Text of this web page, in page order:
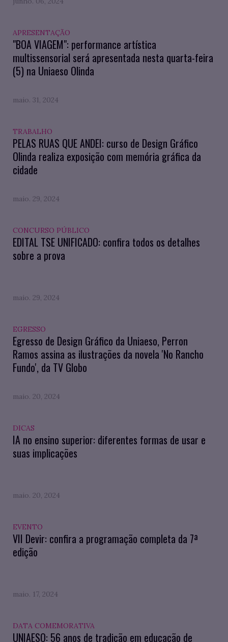
APRESENTAÇÃO
"BOA VIAGEM": performance artística
multissensorial será apresentada nesta quarta-feira
(5) na Uniaeso Olinda
maio. 31, 2024
TRABALHO
PELAS RUAS QUE ANDEI: curso de Design Gráfico
Olinda realiza exposição com memória gráfica da
cidade
maio. 29, 2024
CONCURSO PÚBLICO
EDITAL TSE UNIFICADO: confira todos os detalhes
sobre a prova
maio. 29, 2024
EGRESSO
Egresso de Design Gráfico da Uniaeso, Perron
Ramos assina as ilustrações da novela 'No Rancho
Fundo', da TV Globo
maio. 20, 2024
DICAS
IA no ensino superior: diferentes formas de usar e
suas implicações
maio. 20, 2024
EVENTO
VII Devir: confira a programação completa da 7ª
edição
maio. 17, 2024
DATA COMEMORATIVA
UNIAESO: 56 anos de tradição em educação de